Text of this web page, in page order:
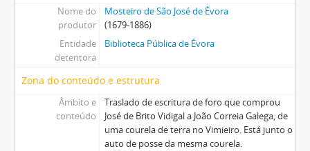
Nome do
produtor
Mosteiro de São José de Évora
(1679-1886)
Entidade
detentora
Biblioteca Pública de Évora
Zona do conteúdo e estrutura
Âmbito e
conteúdo
Traslado de escritura de foro que comprou
José de Brito Vidigal a João Correia Galega, de
uma courela de terra no Vimieiro. Está junto o
auto de posse da mesma courela.